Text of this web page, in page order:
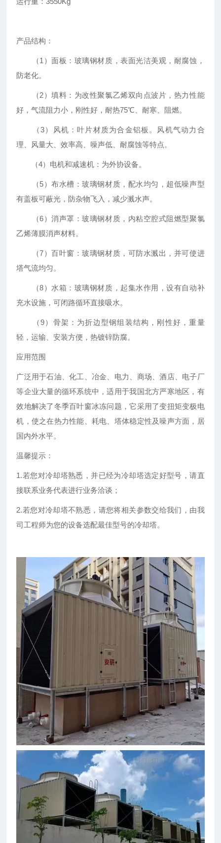
产品结构：
（1）面板：玻璃钢材质，表面光洁美观，耐腐蚀，
防老化。
（2）填料：为改性聚氯乙烯双向点波片，热力性能
好，气流阻力小，刚性好，耐热75℃、耐寒、阻燃。
（3）风机：叶片材质为合金铝板。风机气动力合
理、风量大、效率高、噪声低、耐腐蚀等特点。
（4）电机和减速机：为外协设备。
（5）布水槽：玻璃钢材质，配水均匀，超低噪声型
有盖板可蔽光，防杂物飞入，减少溅水声。
（6）消声罩：玻璃钢材质，内粘空腔式阻燃型聚氯
乙烯薄膜消声材料。
（7）百叶窗：玻璃钢材质，可防水溅出，并可使进
塔气流均匀。
（8）水箱：玻璃钢材质，起集水作用，设有自动补
充水设施，可闭路循环直接吸水。
（9）骨架：为折边型钢组装结构，刚性好，重量
轻，运输、安装方便，热镀锌防腐。
应用范围
广泛用于石油、化工、冶金、电力、商场、酒店、电子厂
等企业大量的循环系统中，适用于我国北方严寒地区，有
效地解决了冬季百叶窗冰冻问题，它采用了变扭矩变极电
机，使之在热力性能、耗电、塔体稳定性及噪声方面，居
国内外水平。
温馨提示：
1.若您对冷却塔熟悉，并已经为冷却塔选定好型号，请直
接联系业务代表进行业务洽谈；
2.若您对冷却塔不熟悉，请您将相关参数交给我们，由我
司工程师为您的设备选配最佳型号的冷却塔。